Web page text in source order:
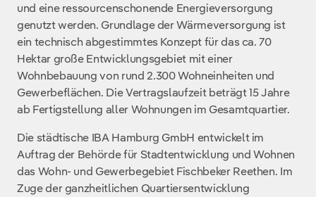
und eine ressourcenschonende Energieversorgung
genutzt werden. Grundlage der Wärmeversorgung ist
ein technisch abgestimmtes Konzept für das ca. 70
Hektar große Entwicklungsgebiet mit einer
Wohnbebauung von rund 2.300 Wohneinheiten und
Gewerbeflächen. Die Vertragslaufzeit beträgt 15 Jahre
ab Fertigstellung aller Wohnungen im Gesamtquartier.
Die städtische IBA Hamburg GmbH entwickelt im
Auftrag der Behörde für Stadtentwicklung und Wohnen
das Wohn- und Gewerbegebiet Fischbeker Reethen. Im
Zuge der ganzheitlichen Quartiersentwicklung